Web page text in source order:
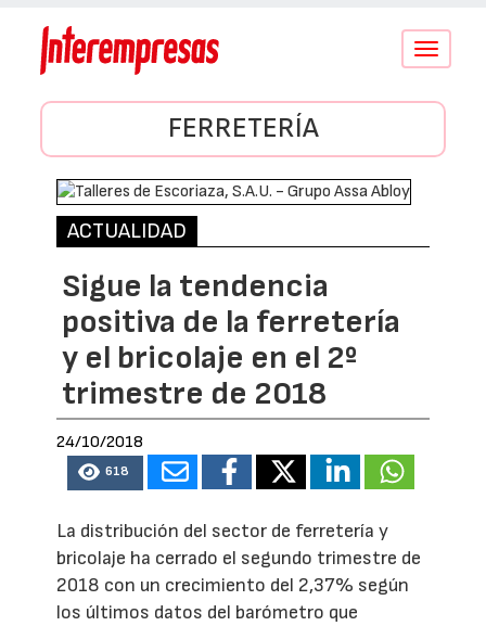
Conmutar
FERRETERÍA
ACTUALIDAD
Sigue la tendencia
positiva de la ferretería
y el bricolaje en el 2º
trimestre de 2018
24/10/2018
618
La distribución del sector de ferretería y
bricolaje ha cerrado el segundo trimestre de
2018 con un crecimiento del 2,37% según
los últimos datos del barómetro que